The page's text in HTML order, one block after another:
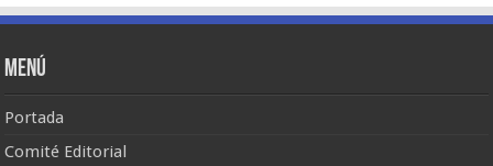
Menú
Portada
Comité Editorial